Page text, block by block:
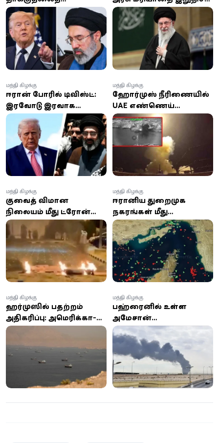
தொடங்கிய அமெரிக்கா -
பேச்சுவார்த்தை
முட்டுக்கட்டை
சடங்கு; பிரம்மாண்ட
ஏற்பாடுகளில் ஈரான்
ஈரான் போரில் டிவிஸ்ட்:
இரவோடு இரவாக
பாகிஸ்தானுக்குக்
கிளம்பும் ஈரான்
வெளியுறவு அமைச்சர் -
திடீர் பயணம் ஏன்?
மத்திய கிழக்கு
ஹோர்முஸ் நீரிணையில்
UAE எண்ணெய்
கப்பல்கள் மீது ஈரான்
ஏவுகணைத் தாக்குதல்:
இந்தியர் உயிரிழப்பு; 8 பேர்
காயம்!
மத்திய கிழக்கு
குவைத் விமான
நிலையம் மீது ட்ரோன்
மற்றும் ஏவுகணைத்
தாக்குதல்; விமானப்
போக்குவரத்து
இடைநிறுத்தம்!
மத்திய கிழக்கு
ஈரானிய துறைமுக
நகரங்கள் மீது
அமெரிக்கா குண்டுவீச்சு;
ஹார்முஸ் நீரிணையை
மீண்டும் மூடியது ஈரான்!
மத்திய கிழக்கு
ஹர்முஸில் பதற்றம்
அதிகரிப்பு: அமெரிக்கா-
ஈரான் மோதல் தீவிரம் -
குறிவைத்து பதிலடி
தாக்குதல்
மத்திய கிழக்கு
பஹ்ரைனில் உள்ள
அமேசான்
தரவுத்தளத்தின் மீது
ஏவுகணைத் தாக்குதல்:
ஈரானின் இஸ்லாமிய
புரட்சிகர காவல்படை
உரிமை கோரல்
மத்திய கிழக்கு